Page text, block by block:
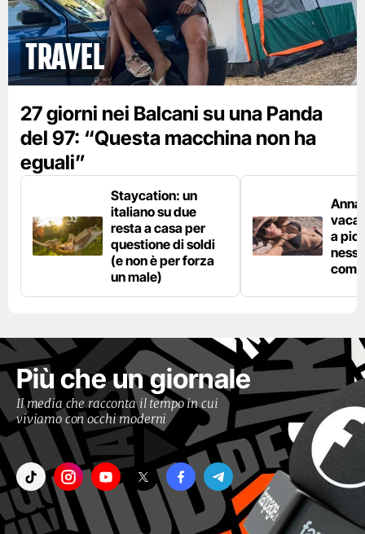
Travel
27 giorni nei Balcani su una Panda
del 97: “Questa macchina non ha
eguali”
Staycation: un
italiano su due
resta a casa per
questione di soldi
(e non è per forza
un male)
Anna
a
Più che un giornale
Il media che racconta il tempo in cui
viviamo con occhi moderni